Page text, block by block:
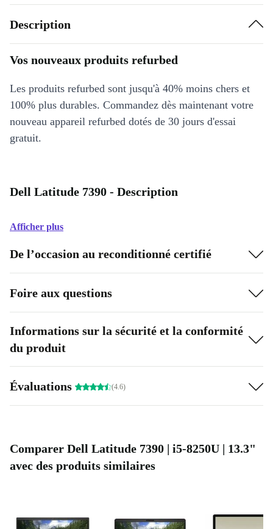
Description
Vos nouveaux produits refurbed
Les produits refurbed sont jusqu'à 40% moins chers et
100% plus durables. Commandez dès maintenant votre
nouveau appareil refurbed dotés de 30 jours d'essai
gratuit.
Dell Latitude 7390 - Description
Afficher plus
De l’occasion au reconditionné certifié
Foire aux questions
Informations sur la sécurité et la conformité
du produit
Évaluations (4.6)
Comparer Dell Latitude 7390 | i5-8250U | 13.3"
avec des produits similaires